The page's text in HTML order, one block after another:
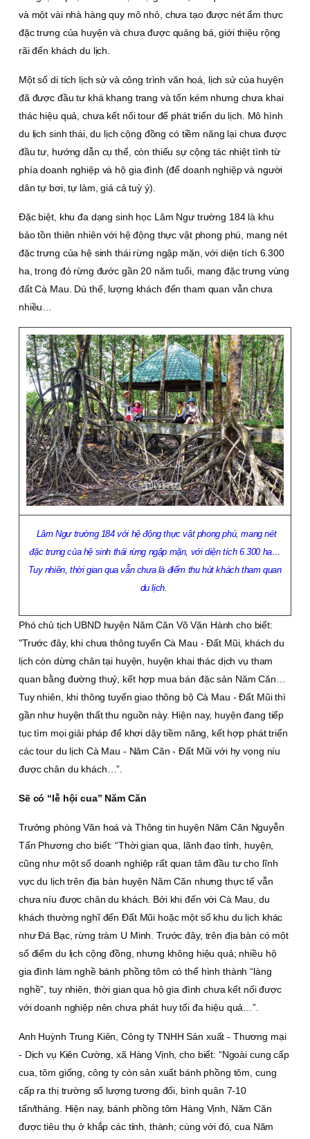
và một vài nhà hàng quy mô nhỏ, chưa tạo được nét ẩm thực
đặc trưng của huyện và chưa được quảng bá, giới thiệu rộng
rãi đến khách du lịch.
Một số di tích lịch sử và công trình văn hoá, lịch sử của huyện
đã được đầu tư khá khang trang và tốn kém nhưng chưa khai
thác hiệu quả, chưa kết nối tour để phát triển du lịch. Mô hình
du lịch sinh thái, du lịch cộng đồng có tiềm năng lại chưa được
đầu tư, hướng dẫn cụ thể, còn thiếu sự cộng tác nhiệt tình từ
phía doanh nghiệp và hộ gia đình (để doanh nghiệp và người
dân tự bơi, tự làm, giá cả tuỳ ý).
Ðặc biệt, khu đa dạng sinh học Lâm Ngư trường 184 là khu
bảo tồn thiên nhiên với hệ động thực vật phong phú, mang nét
đặc trưng của hệ sinh thái rừng ngập mặn, với diện tích 6.300
ha, trong đó rừng đước gần 20 năm tuổi, mang đặc trưng vùng
đất Cà Mau. Dù thế, lượng khách đến tham quan vẫn chưa
nhiều…
Lâm Ngư trường 184 với hệ động thực vật phong phú, mang nét
đặc trưng của hệ sinh thái rừng ngập mặn, với diện tích 6.300 ha…
Tuy nhiên, thời gian qua vẫn chưa là điểm thu hút khách tham quan
du lịch.
Phó chủ tịch UBND huyện Năm Căn Võ Văn Hành cho biết:
"Trước đây, khi chưa thông tuyến Cà Mau - Ðất Mũi, khách du
lịch còn dừng chân tại huyện, huyện khai thác dịch vụ tham
quan bằng đường thuỷ, kết hợp mua bán đặc sản Năm Căn…
Tuy nhiên, khi thông tuyến giao thông bộ Cà Mau - Ðất Mũi thì
gần như huyện thất thu nguồn này. Hiện nay, huyện đang tiếp
tục tìm mọi giải pháp để khơi dậy tiềm năng, kết hợp phát triển
các tour du lịch Cà Mau - Năm Căn - Ðất Mũi với hy vọng níu
được chân du khách…”.
Sẽ có “lễ hội cua” Năm Căn
Trưởng phòng Văn hoá và Thông tin huyện Năm Căn Nguyễn
Tấn Phương cho biết: “Thời gian qua, lãnh đạo tỉnh, huyện,
cũng như một số doanh nghiệp rất quan tâm đầu tư cho lĩnh
vực du lịch trên địa bàn huyện Năm Căn nhưng thực tế vẫn
chưa níu được chân du khách. Bởi khi đến với Cà Mau, du
khách thường nghĩ đến Ðất Mũi hoặc một số khu du lịch khác
như Ðá Bạc, rừng tràm U Minh. Trước đây, trên địa bàn có một
số điểm du lịch cộng đồng, nhưng không hiệu quả; nhiều hộ
gia đình làm nghề bánh phồng tôm có thể hình thành “làng
nghề”, tuy nhiên, thời gian qua hộ gia đình chưa kết nối được
với doanh nghiệp nên chưa phát huy tối đa hiệu quả…”.
Anh Huỳnh Trung Kiên, Công ty TNHH Sản xuất - Thương mại
- Dịch vụ Kiên Cường, xã Hàng Vịnh, cho biết: “Ngoài cung cấp
cua, tôm giống, công ty còn sản xuất bánh phồng tôm, cung
cấp ra thị trường số lượng tương đối, bình quân 7-10
tấn/tháng. Hiện nay, bánh phồng tôm Hàng Vịnh, Năm Căn
được tiêu thụ ở khắp các tỉnh, thành; cùng với đó, cua Năm